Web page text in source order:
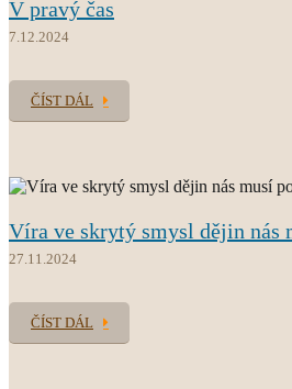
V pravý čas
7.12.2024
ČÍST DÁL
Víra ve skrytý smysl dějin nás
27.11.2024
ČÍST DÁL